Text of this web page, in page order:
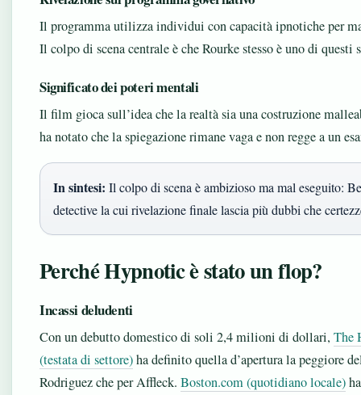
Il programma utilizza individui con capacità ipnotiche per
Il colpo di scena centrale è che Rourke stesso è uno di questi
Significato dei poteri mentali
Il film gioca sull’idea che la realtà sia una costruzione
ha notato che la spiegazione rimane vaga e non regge a un
In sintesi: Il colpo di scena è ambizioso ma mal eseguito:
detective la cui rivelazione finale lascia più dubbi che
Perché Hypnotic è stato un flop?
Incassi deludenti
Con un debutto domestico di soli 2,4 milioni di dollari, The
(testata di settore)ha definito quella d’apertura la peggiore
Rodriguez che per Affleck. Boston.com (quotidiano locale)